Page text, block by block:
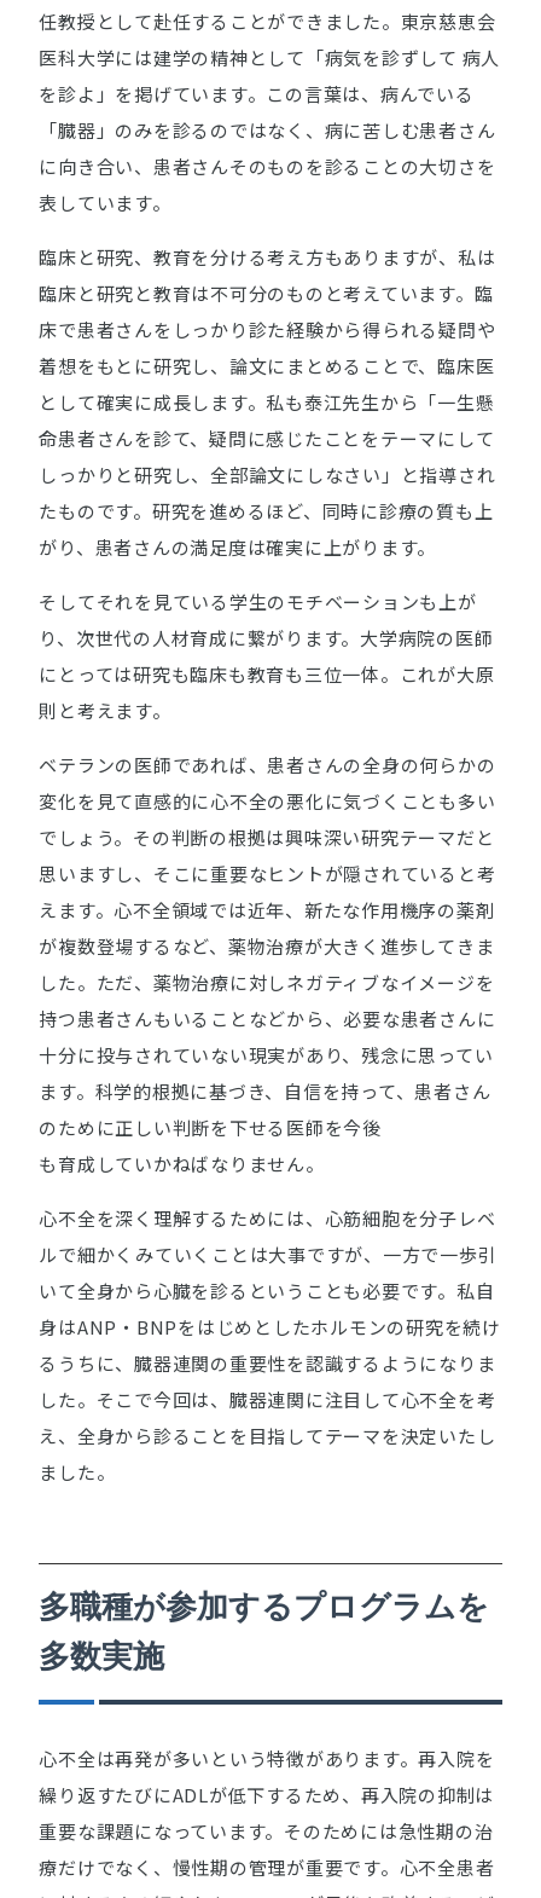
任教授として赴任することができました。東京慈恵会
医科大学には建学の精神として「病気を診ずして 病人
を診よ」を掲げています。この言葉は、病んでいる
「臓器」のみを診るのではなく、病に苦しむ患者さん
に向き合い、患者さんそのものを診ることの大切さを
表しています。
臨床と研究、教育を分ける考え方もありますが、私は
臨床と研究と教育は不可分のものと考えています。臨
床で患者さんをしっかり診た経験から得られる疑問や
着想をもとに研究し、論文にまとめることで、臨床医
として確実に成長します。私も泰江先生から「一生懸
命患者さんを診て、疑問に感じたことをテーマにして
しっかりと研究し、全部論文にしなさい」と指導され
たものです。研究を進めるほど、同時に診療の質も上
がり、患者さんの満足度は確実に上がります。
そしてそれを見ている学生のモチベーションも上が
り、次世代の人材育成に繋がります。大学病院の医師
にとっては研究も臨床も教育も三位一体。これが大原
則と考えます。
ベテランの医師であれば、患者さんの全身の何らかの
変化を見て直感的に心不全の悪化に気づくことも多い
でしょう。その判断の根拠は興味深い研究テーマだと
思いますし、そこに重要なヒントが隠されていると考
えます。心不全領域では近年、新たな作用機序の薬剤
が複数登場するなど、薬物治療が大きく進歩してきま
した。ただ、薬物治療に対しネガティブなイメージを
持つ患者さんもいることなどから、必要な患者さんに
十分に投与されていない現実があり、残念に思ってい
ます。科学的根拠に基づき、自信を持って、患者さん
のために正しい判断を下せる医師を今後
も育成していかねばなりません。
心不全を深く理解するためには、心筋細胞を分子レベ
ルで細かくみていくことは大事ですが、一方で一歩引
いて全身から心臓を診るということも必要です。私自
身はANP・BNPをはじめとしたホルモンの研究を続け
るうちに、臓器連関の重要性を認識するようになりま
した。そこで今回は、臓器連関に注目して心不全を考
え、全身から診ることを目指してテーマを決定いたし
ました。
多職種が参加するプログラムを
多数実施
心不全は再発が多いという特徴があります。再入院を
繰り返すたびにADLが低下するため、再入院の抑制は
重要な課題になっています。そのためには急性期の治
療だけでなく、慢性期の管理が重要です。心不全患者